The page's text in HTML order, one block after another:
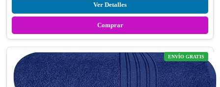
Ver Detalles
Comprar
ENVÍO GRATIS